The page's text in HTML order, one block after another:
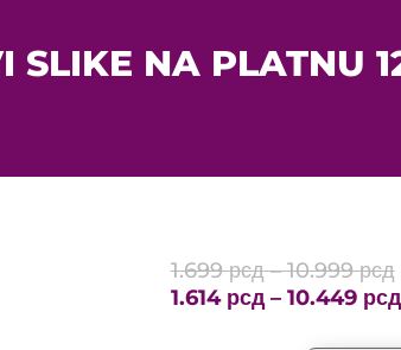
SLIKE NA PLATNU
1.699рсд – 10.999рсд
1.614 рсд – 10.449 рсд